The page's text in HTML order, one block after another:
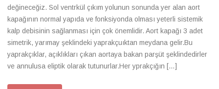
değineceğiz. Sol ventrkül çıkım yolunun sonunda yer alan aort
kapağının normal yapıda ve fonksiyonda olması yeterli sistemik
kalp debisinin sağlanması için çok önemlidir. Aort kapağı 3 adet
simetrik, yarımay şeklindeki yaprakçuıktan meydana gelir.Bu
yaprakçıklar, açıklıkları çıkan aortaya bakan parşüt şeklindedirler
ve annulusa eliptik olarak tutunurlar.Her yprakçığın […]